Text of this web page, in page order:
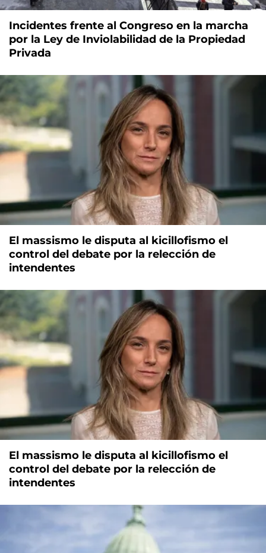
Incidentes frente al Congreso en la marcha
por la Ley de Inviolabilidad de la Propiedad
Privada
El massismo le disputa al kicillofismo el
control del debate por la relección de
intendentes
El massismo le disputa al kicillofismo el
control del debate por la relección de
intendentes